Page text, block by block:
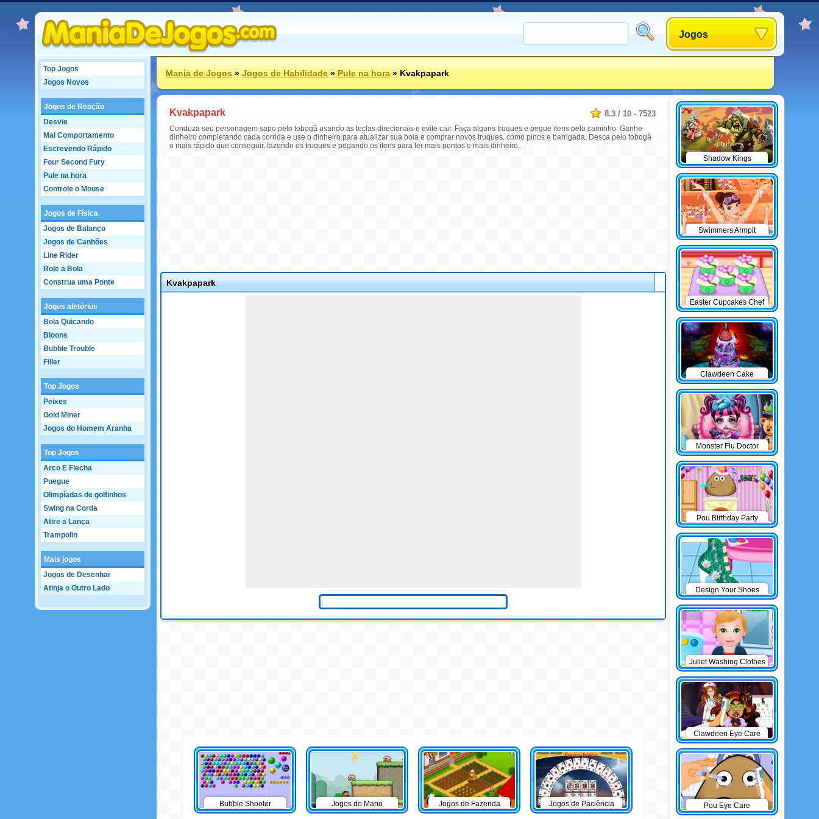
Jogos
Top Jogos
Jogos Novos
Jogos de Reação
Desvie
Mal Comportamento
Escrevendo Rápido
Four Second Fury
Pule na hora
Controle o Mouse
Jogos de Física
Jogos de Balanço
Jogos de Canhões
Line Rider
Role a Bola
Construa uma Ponte
Jogos aletórios
Bola Quicando
Bloons
Bubble Trouble
Filler
Top Jogos
Peixes
Gold Miner
Jogos do Homem Aranha
Top Jogos
Arco E Flecha
Puegue
Olimpíadas de golfinhos
Swing na Corda
Atire a Lança
Trampolin
Mais jogos
Jogos de Desenhar
Atinja o Outro Lado
Mania de Jogos»Jogos de Habilidade»Pule na hora»Kvakpapark
8.3 / 10 - 7523
Kvakpapark
Conduza seu personagem sapo pelo tobogã usando as teclas direcionais e evite cair. Faça alguns truques e pegue itens pelo caminho. Ganhe
dinheiro completando cada corrida e use o dinheiro para atualizar sua boia e comprar novos truques, como pinos e barrigada. Desça pelo tobogã
o mais rápido que conseguir, fazendo os truques e pegando os itens para ter mais pontos e mais dinheiro.
Kvakpapark
Bubble Shooter Jogos do Mario Jogos de Fazenda Jogos de Paciência
Shadow Kings
Swimmers Armpit
Easter Cupcakes Chef
Clawdeen Cake
Monster Flu Doctor
Pou Birthday Party
Design Your Shoes
Juliet Washing Clothes
Clawdeen Eye Care
Pou Eye Care